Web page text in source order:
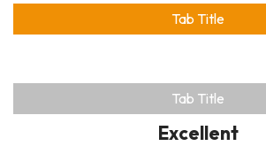
Tab Title
Tab Title
Excellent